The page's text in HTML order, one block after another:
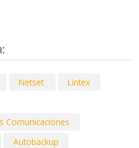
Netset
Lintex
Comunicaciones
Autobackup